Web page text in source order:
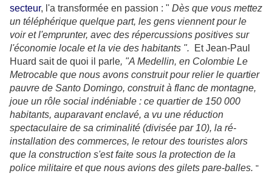
secteur, l'a transformée en passion : " Dès que vous mettez
un téléphérique quelque part, les gens viennent pour le
voir et l'emprunter, avec des répercussions positives sur
l'économie locale et la vie des habitants ".
Et Jean-Paul
Huard sait de quoi il parle, "A Medellin, en Colombie Le
Metrocable que nous avons construit pour relier le quartier
pauvre de Santo Domingo, construit à flanc de montagne,
joue un rôle social indéniable : ce quartier de 150 000
habitants, auparavant enclavé, a vu une réduction
spectaculaire de sa criminalité (divisée par 10), la ré-
installation des commerces, le retour des touristes alors
que la construction s'est faite sous la protection de la
police militaire et que nous avions des gilets pare-balles. "